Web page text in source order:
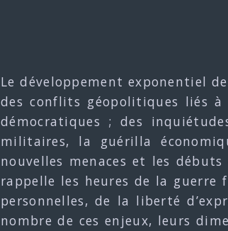
Le développement exponentiel
des conflits géopolitiques liés
démocratiques ; des
militaires, la guérilla
nouvelles menaces et les
rappelle les heures de la
personnelles, de la liberté
nombre de ces enjeux, leurs